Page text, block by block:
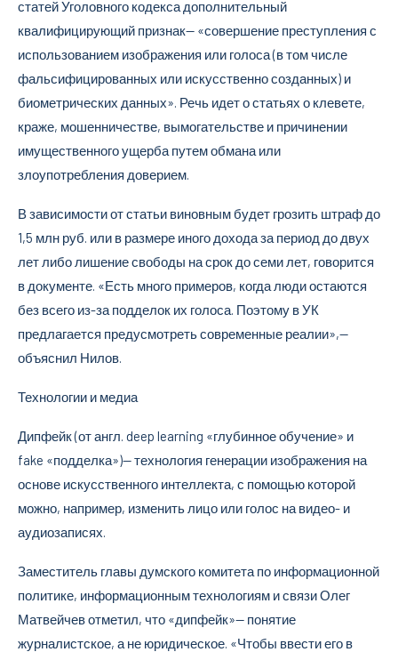
статей Уголовного кодекса дополнительный
квалифицирующий признак— «совершение преступления с
использованием изображения или голоса (в том числе
фальсифицированных или искусственно созданных) и
биометрических данных». Речь идет о статьях о клевете,
краже, мошенничестве, вымогательстве и причинении
имущественного ущерба путем обмана или
злоупотребления доверием.
В зависимости от статьи виновным будет грозить штраф до
1,5 млн руб. или в размере иного дохода за период до двух
лет либо лишение свободы на срок до семи лет, говорится
в документе. «Есть много примеров, когда люди остаются
без всего из-за подделок их голоса. Поэтому в УК
предлагается предусмотреть современные реалии»,—
объяснил Нилов.
Технологии и медиа
Дипфейк (от англ. deep learning «глубинное обучение» и
fake «подделка»)— технология генерации изображения на
основе искусственного интеллекта, с помощью которой
можно, например, изменить лицо или голос на видео- и
аудиозаписях.
Заместитель главы думского комитета по информационной
политике, информационным технологиям и связи Олег
Матвейчев отметил, что «дипфейк»— понятие
журналистское, а не юридическое. «Чтобы ввести его в